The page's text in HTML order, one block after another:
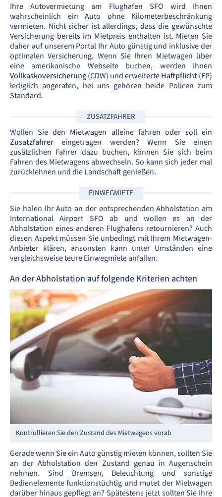
Ihre Autovermietung am Flughafen SFO wird Ihnen
wahrscheinlich ein Auto ohne Kilometerbeschränkung
vermieten. Nicht sicher ist allerdings, dass die gewünschte
Versicherung bereits im Mietpreis enthalten ist. Mieten Sie
daher auf unserem Portal Ihr Auto günstig und inklusive der
optimalen Versicherung. Wenn Sie Ihren Mietwagen über
eine amerikanische Webseite buchen, werden Ihnen
Vollkaskoversicherung(CDW) und erweiterteHaftpflicht(EP)
lediglich angeraten, bei uns gehören beide Policen zum
Standard.
ZUSATZFAHRER
Wollen Sie den Mietwagen alleine fahren oder soll ein
Zusatzfahrereingetragen werden? Wenn Sie einen
zusätzlichen Fahrer dazu buchen, können Sie sich beim
Fahren des Mietwagens abwechseln. So kann sich jeder mal
zurücklehnen und die Landschaft genießen.
EINWEGMIETE
Sie holen Ihr Auto an der entsprechenden Abholstation am
International Airport SFO ab und wollen es an der
Abholstation eines anderen Flughafens retournieren? Auch
diesen Aspekt müssen Sie unbedingt mit Ihrem Mietwagen-
Anbieter klären, ansonsten kann unter Umständen eine
vergleichsweise teure Einwegmiete anfallen.
An der Abholstation auf folgende Kriterien achten
Kontrollieren Sie den Zustand des Mietwagens vorab
Gerade wenn Sie ein Auto günstig mieten können, sollten Sie
an der Abholstation den Zustand genau in Augenschein
nehmen. Sind Bremsen, Beleuchtung und sonstige
Bedienelemente funktionstüchtig und mutet der Mietwagen
darüber hinaus gepflegt an? Spätestens jetzt sollten Sie Ihre